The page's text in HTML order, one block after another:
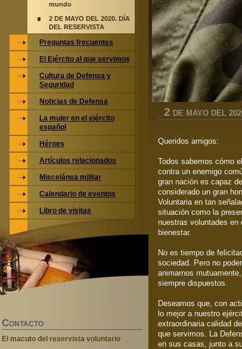
2 DE MAYO DEL
Queridos amigos:
Todos sabemos cómo
contra un enemigo
gran nación es capaz
considerado un gran
Voluntaria en tan
situación como la
nuestras voluntades
bienestar.
No es tiempo de
sociedad. Pero no
animarnos
siempre dispuestos.
Deseamos que, con
lo mejor a nuestro
extraordinaria calidad
que servimos. La
en sus casas, junto a
mundo
2 DE MAYO DEL 2020. DÍA
DEL RESERVISTA
Preguntas frecuentes
El Ejército al que servimos
Cultura de Defensa y
Seguridad
Noticias de Defensa
La mujer en el ejército
español
Héroes
Artículos relacionados
Miscelánea militar
Calendario de eventos
Libro de visitas
CONTACTO
El macuto del reservista voluntario